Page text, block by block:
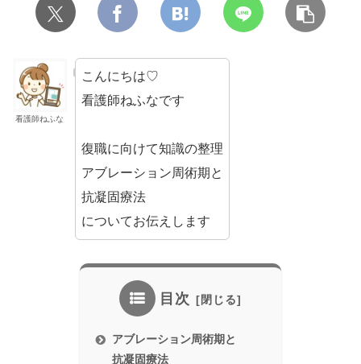
看護師ねふな
こんにちは♡
看護師ねふなです
復職に向けて知識の整理
アブレーション周術期と
抗凝固療法
についてお伝えします
目次
アブレーション周術期と
抗凝固療法